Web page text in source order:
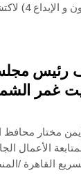
رئيس
غمر
مختار
الأعمال
القاهرة /